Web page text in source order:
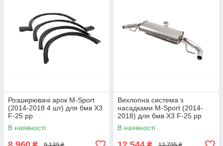
Розширювачі арок M-Sport
(2014-2018 4 шт) для бмв X3
F-25 рр
В наявності
Вихлопна система з
насадками M-Sport (2014-
2018) для бмв X3 F-25 рр
В наявності